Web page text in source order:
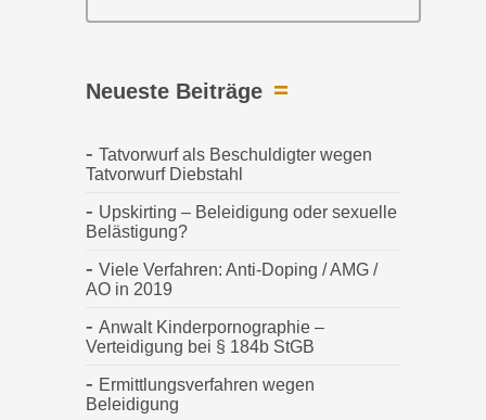
Neueste Beiträge
Tatvorwurf als Beschuldigter wegen
Tatvorwurf Diebstahl
Upskirting – Beleidigung oder sexuelle
Belästigung?
Viele Verfahren: Anti-Doping / AMG /
AO in 2019
Anwalt Kinderpornographie –
Verteidigung bei § 184b StGB
Ermittlungsverfahren wegen
Beleidigung